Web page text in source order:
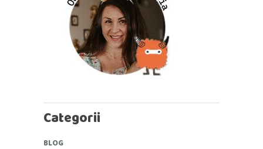
Categorii
BLOG